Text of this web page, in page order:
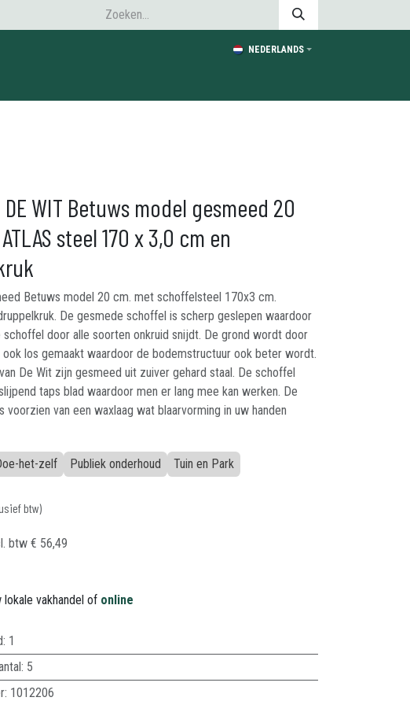
NEDERLANDS
WIT Betuws model gesmeed 20
steel 170 x 3,0 cm en
Betuws model 20 cm. met schoffelsteel 170x3 cm.
De gesmede schoffel is scherp geslepen waardoor
door alle soorten onkruid snijdt. De grond wordt door
los gemaakt waardoor de bodemstructuur ook beter wordt.
De Wit zijn gesmeed uit zuiver gehard staal. De schoffel
taps blad waardoor men er lang mee kan werken. De
voorzien van een waxlaag wat blaarvorming in uw handen
het-zelf Publiek onderhoud Tuin en Park
btw)
btw € 56,49
vakhandel of online
1
5
1012206